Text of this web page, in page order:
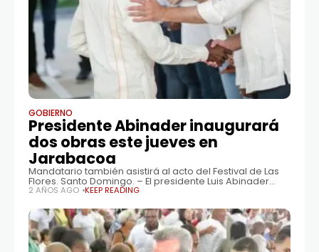
GOBIERNO
Presidente Abinader inaugurará
dos obras este jueves en
Jarabacoa
Mandatario también asistirá al acto del Festival de Las
Flores. Santo Domingo. – El presidente Luis Abinader
encabezará este jueves dos inauguraciones en
2 AÑOS AGO KEEP READING